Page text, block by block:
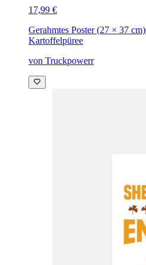
17,99 €
Gerahmtes Poster (27 × 37 cm)
Kartoffelpüree
von Truckpowerr